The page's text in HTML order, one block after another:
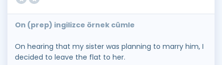
On (prep) ingilizce örnek cümle
On hearing that my sister was planning to marry him, I
decided to leave the flat to her.